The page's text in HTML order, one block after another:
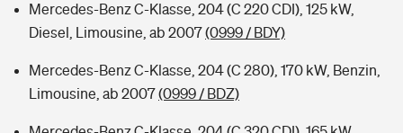
Mercedes-Benz C-Klasse, 204 (C 220 CDI), 125 kW,
Diesel, Limousine, ab 2007(0999 / BDY)
Mercedes-Benz C-Klasse, 204 (C 280), 170 kW, Benzin,
Limousine, ab 2007(0999 / BDZ)